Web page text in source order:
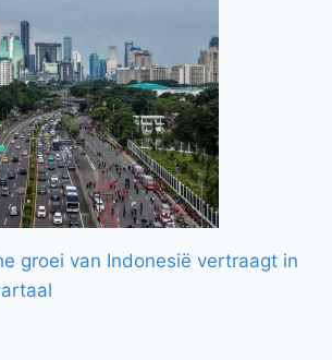
groei van Indonesië vertraagt ​​in